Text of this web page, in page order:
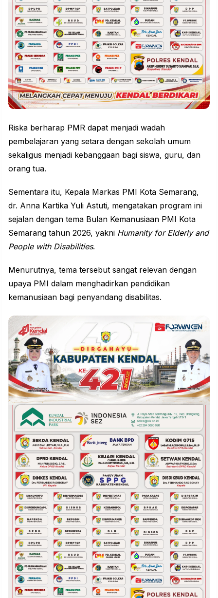
Riska berharap PMR dapat menjadi wadah
pembelajaran yang setara dengan sekolah umum
sekaligus menjadi kebanggaan bagi siswa, guru, dan
orang tua.
Sementara itu, Kepala Markas PMI Kota Semarang,
dr. Anna Kartika Yuli Astuti, mengatakan program ini
sejalan dengan tema Bulan Kemanusiaan PMI Kota
Semarang tahun 2026, yakni Humanity for Elderly and
People with Disabilities.
Menurutnya, tema tersebut sangat relevan dengan
upaya PMI dalam menghadirkan pendidikan
kemanusiaan bagi penyandang disabilitas.